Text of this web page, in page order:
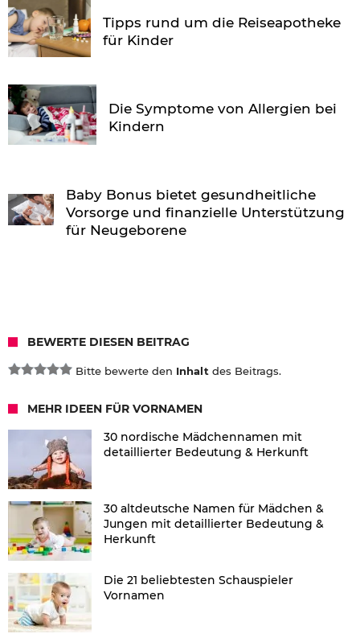
Tipps rund um die Reiseapotheke
für Kinder
Die Symptome von Allergien bei
Kindern
Baby Bonus bietet gesundheitliche
Vorsorge und finanzielle Unterstützung
für Neugeborene
BEWERTE DIESEN BEITRAG
Bitte bewerte den Inhalt des Beitrags.
MEHR IDEEN FÜR VORNAMEN
30 nordische Mädchennamen mit
detaillierter Bedeutung & Herkunft
30 altdeutsche Namen für Mädchen &
Jungen mit detaillierter Bedeutung &
Herkunft
Die 21 beliebtesten Schauspieler
Vornamen